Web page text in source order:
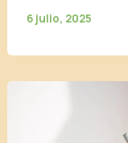
6 julio, 2025